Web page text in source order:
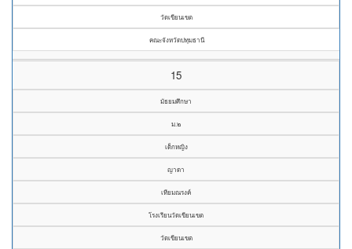
วัดเขียนเขต
คณะจังหวัดปทุมธานี
15
มัธยมศึกษา
ม.๒
เด็กหญิง
ญาดา
เทียมณรงค์
โรงเรียนวัดเขียนเขต
วัดเขียนเขต